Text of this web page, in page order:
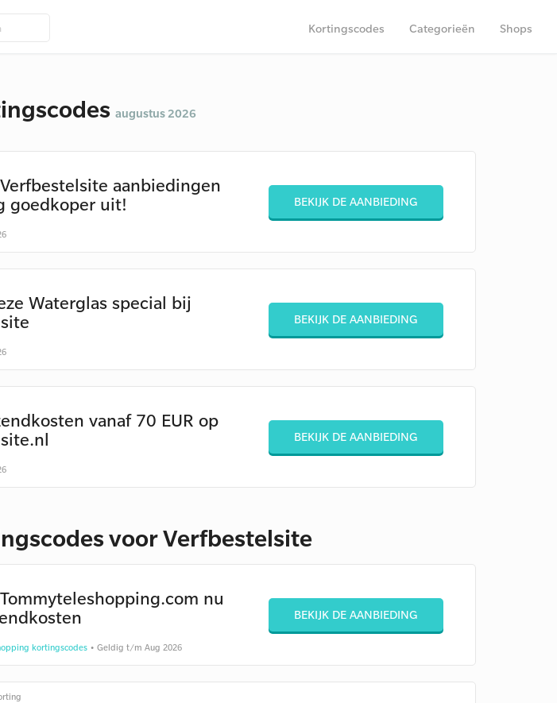
Kortingscodes Categorieën Shops
augustus 2026
aanbiedingen
goedkoper uit!
BEKIJK DE AANBIEDING
Waterglas special bij
BEKIJK DE AANBIEDING
vanaf 70 EUR op
BEKIJK DE AANBIEDING
voor Verfbestelsite
nu
kortingscodes• Geldig t/m Aug 2026
BEKIJK DE AANBIEDING